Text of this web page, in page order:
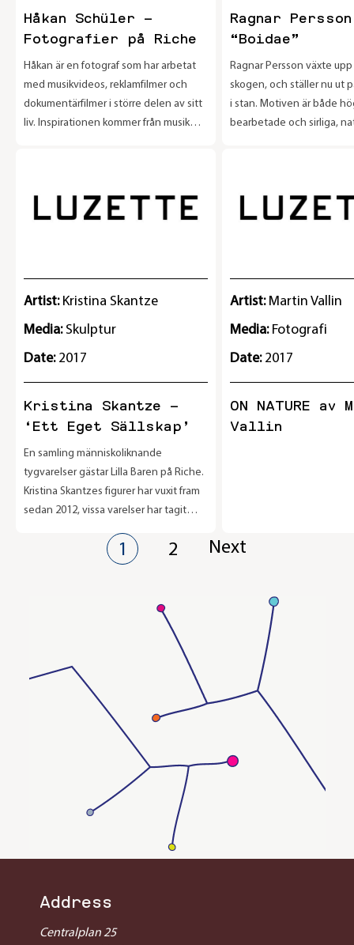
Håkan Schüler –
Fotografier på Riche
Håkan är en fotograf som har arbetat
med musikvideos, reklamfilmer och
dokumentärfilmer i större delen av sitt
liv. Inspirationen kommer från musik
Schüler är en rockfotograf och är nu
aktuell med ett fotoreportage med
Ragnar
“Boidae”
Ragnar Persson växte
skogen, och ställer nu ut
i stan. Motiven är både
bearbetade och sirliga,
möjliga motiv för tatueringar.
efter kontraster i
31/8
Artist: Kristina Skantze
Media: Skulptur
Date: 2017
Kristina Skantze –
‘Ett Eget Sällskap’
En samling människoliknande
tygvarelser gästar Lilla Baren på Riche.
Kristina Skantzes figurer har vuxit fram
sedan 2012, vissa varelser har tagit
förvrängda men prydliga kroppar
framkalla empati? Utställningen pågår
Artist: Martin Vallin
Media: Fotografi
Date: 2017
ON NATURE av
Vallin
1 2 Next
Address
Centralplan 25